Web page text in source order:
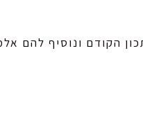
הקודם ונוסיף להם